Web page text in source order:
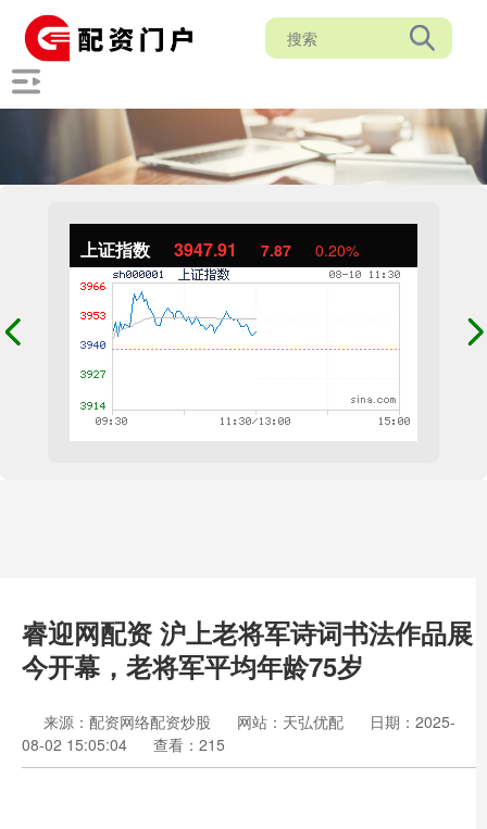
上证指数 3947.91 7.87 0.20%
睿迎网配资 沪上老将军诗词书法作品展
今开幕，老将军平均年龄75岁
来源：配资网络配资炒股 网站：天弘优配
日期：2025-
08-02 15:05:04
查看：215